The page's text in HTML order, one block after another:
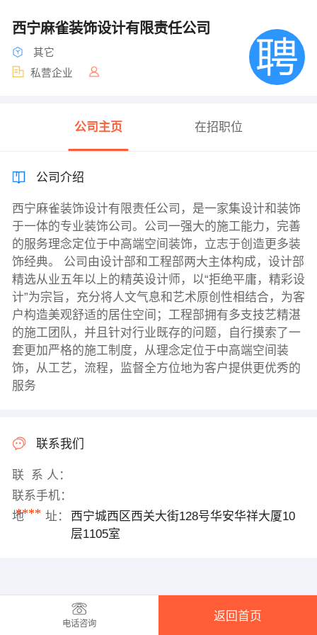
西宁麻雀装饰设计有限责任公司
其它
私营企业
公司主页 在招职位
公司介绍
西宁麻雀装饰设计有限责任公司，是一家集设计和装饰
于一体的专业装饰公司。公司一强大的施工能力，完善
的服务理念定位于中高端空间装饰，立志于创造更多装
饰经典。 公司由设计部和工程部两大主体构成，设计部
精选从业五年以上的精英设计师，以“拒绝平庸，精彩设
计”为宗旨，充分将人文气息和艺术原创性相结合，为客
户构造美观舒适的居住空间；工程部拥有多支技艺精湛
的施工团队，并且针对行业既存的问题，自行摸索了一
套更加严格的施工制度，从理念定位于中高端空间装
饰，从工艺，流程，监督全方位地为客户提供更优秀的
服务
联系我们
联 系 人：
联系手机：
****
地 址：
西宁城西区西关大街128号华安华祥大厦10
层1105室
电话咨询
返回首页